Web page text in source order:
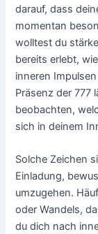
darauf, dass
momentan
wolltest du
bereits erlebt,
inneren
Präsenz der 777
beobachten,
sich in deinem
Solche Zeichen
Einladung,
umzugehen.
oder Wandels,
du dich nach